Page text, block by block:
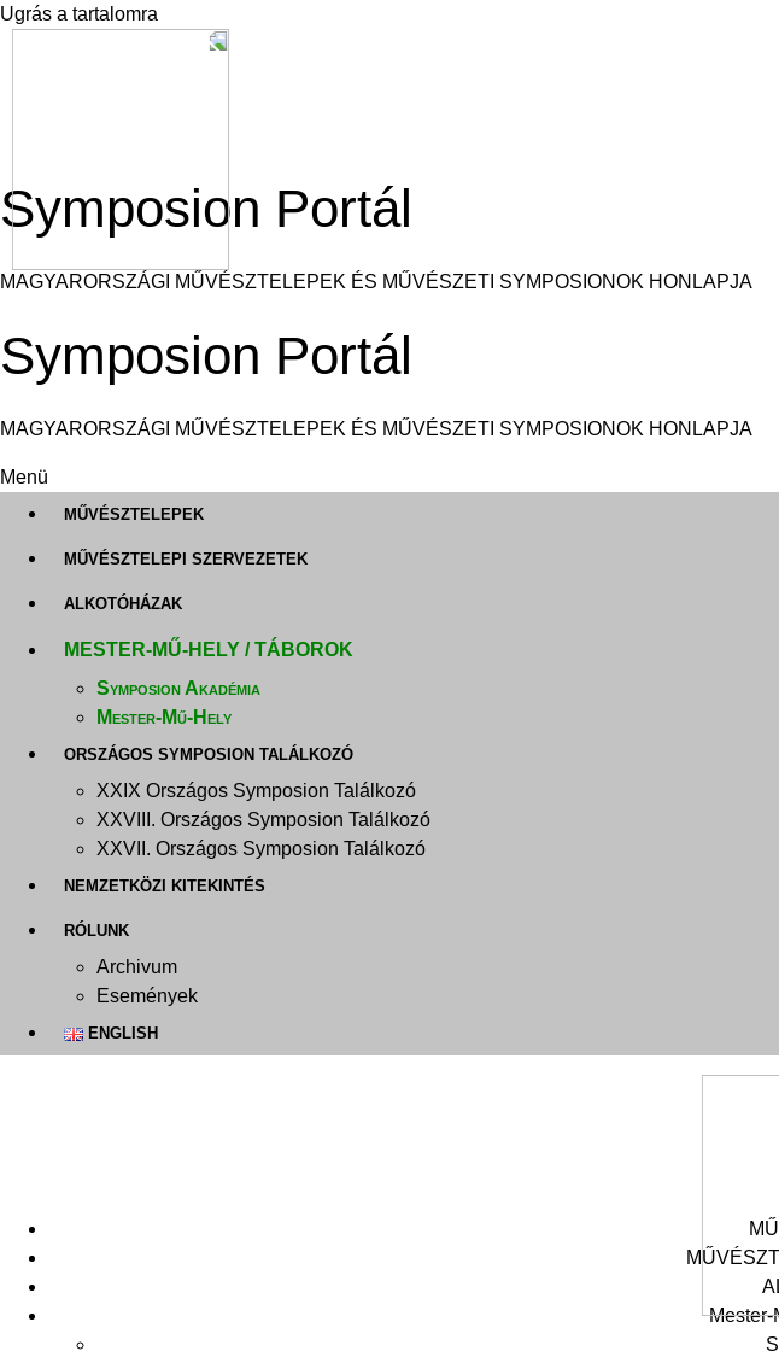
Ugrás a tartalomra
Symposion Portál
MAGYARORSZÁGI MŰVÉSZTELEPEK ÉS MŰVÉSZETI SYMPOSIONOK HONLAPJA
Symposion Portál
MAGYARORSZÁGI MŰVÉSZTELEPEK ÉS MŰVÉSZETI SYMPOSIONOK HONLAPJA
Menü
MŰVÉSZTELEPEK
MŰVÉSZTELEPI SZERVEZETEK
ALKOTÓHÁZAK
MESTER-MŰ-HELY / TÁBOROK
Symposion Akadémia
Mester-Mű-Hely
ORSZÁGOS SYMPOSION TALÁLKOZÓ
XXIX Országos Symposion Találkozó
XXVIII. Országos Symposion Találkozó
XXVII. Országos Symposion Találkozó
NEMZETKÖZI KITEKINTÉS
RÓLUNK
Archivum
Események
ENGLISH
Mester-